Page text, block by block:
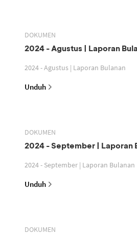
DOKUMEN
2024 - Agustus | Laporan
2024 - Agustus | Laporan Bulanan
Unduh
DOKUMEN
2024 - September | Laporan
2024 - September | Laporan Bulanan
Unduh
DOKUMEN